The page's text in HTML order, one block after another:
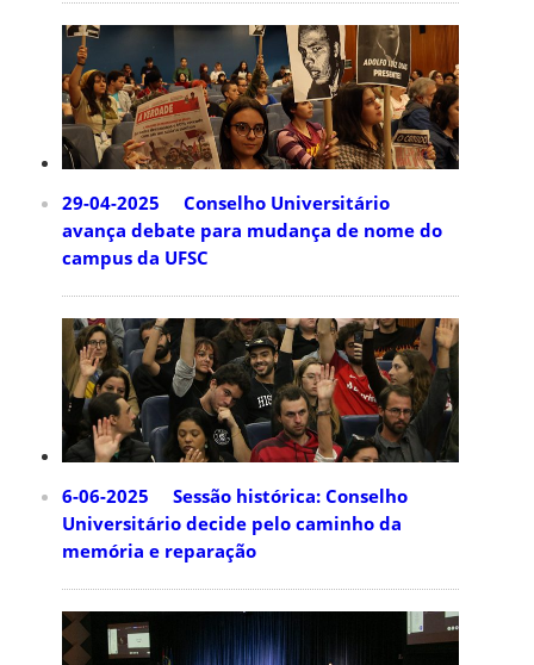
29-04-2025 Conselho Universitário
avança debate para mudança de nome do
campus da UFSC
6-06-2025 Sessão histórica: Conselho
Universitário decide pelo caminho da
memória e reparação